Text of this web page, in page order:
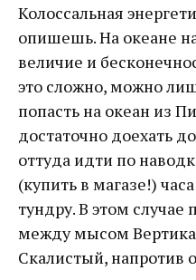
Колоссальная
опишешь. На океане
величие и
это сложно, можно
попасть на океан из
достаточно доехать
оттуда идти по
(купить в магазе!)
тундру. В этом случае
между мысом
Скалистый, напротив